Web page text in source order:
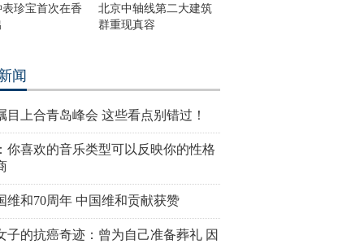
珍宝首次在香
北京中轴线第二大建筑
群重现真容
闻
目上合青岛峰会 这些看点别错过！
你喜欢的音乐类型可以反映你的性格
维和70周年 中国维和贡献获赞
子的抗癌奇迹：曾为自己准备葬礼 因